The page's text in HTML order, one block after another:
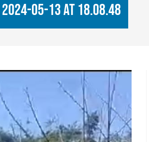
05-13 at 18.08.48